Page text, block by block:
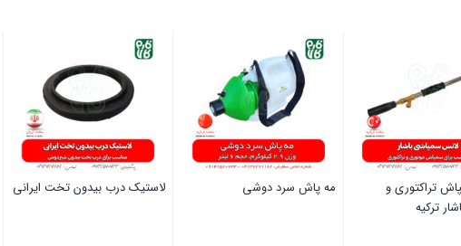
تراکتوری و
ترکیه
مه پاش سرد دوشی لاستیک درب بیدون تخت ایرانی